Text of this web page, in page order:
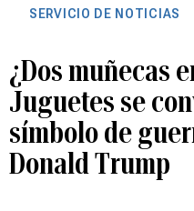
SERVICIO DE NOTICIAS
¿Dos muñecas
Juguetes se
símbolo de
Donald Trump